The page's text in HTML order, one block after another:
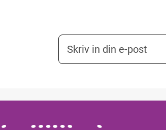
E-postadress